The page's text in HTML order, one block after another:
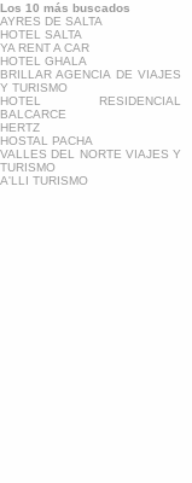
Los 10 más buscados
AYRES DE SALTA
HOTEL SALTA
YA RENT A CAR
HOTEL GHALA
BRILLAR AGENCIA DE VIAJES
Y TURISMO
HOTEL RESIDENCIAL
BALCARCE
HERTZ
HOSTAL PACHA
VALLES DEL NORTE VIAJES Y
TURISMO
A'LLI TURISMO